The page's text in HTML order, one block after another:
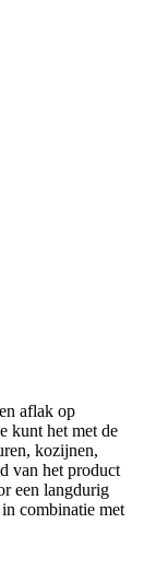
aflak op
kunt het met de
kozijnen,
van het product
een langdurig
combinatie met